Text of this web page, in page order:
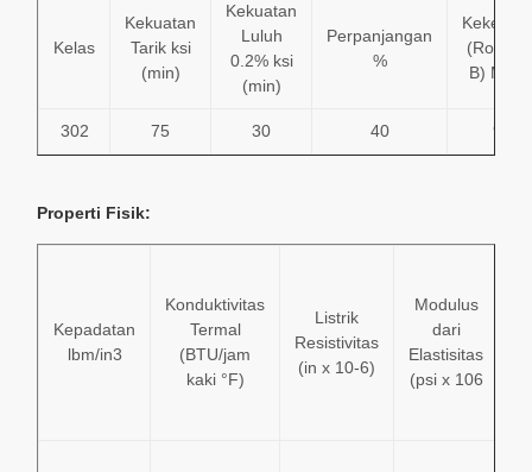
Kelas
Kekuatan
Tarik ksi
(min)
Kekuatan
Luluh
0.2% ksi
(min)
Perpanjangan
%
B)
302 75 30 40 92
Properti Fisik:
Kepadatan
lbm/in3
Konduktivitas
Termal
(BTU/jam
kaki °F)
Listrik
Resistivitas
(in x 10-6)
Modulus
dari
Elastisitas
(psi x 106